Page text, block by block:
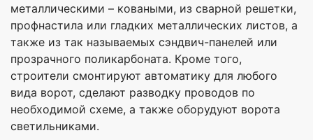
металлическими – коваными, из сварной решетки,
профнастила или гладких металлических листов, а
также из так называемых сэндвич-панелей или
прозрачного поликарбоната. Кроме того,
строители смонтируют автоматику для любого
вида ворот, сделают разводку проводов по
необходимой схеме, а также оборудуют ворота
светильниками.